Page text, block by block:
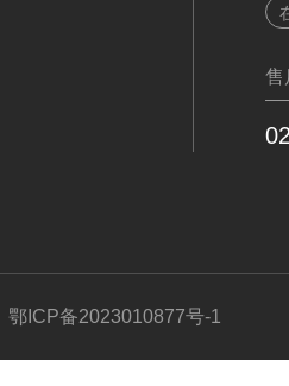
售
鄂ICP备2023010877号-1